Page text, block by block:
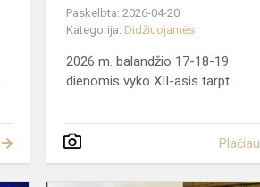
Paskelbta: 2026-04-20
Kategorija: Didžiuojamės
2026 m. balandžio 17-18-19
dienomis vyko XII-asis tarpt...
Plačiau